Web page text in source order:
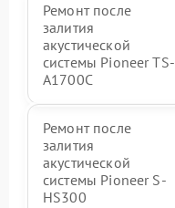
Ремонт после
залития
акустической
системы Pioneer TS-
A1700C
Ремонт после
залития
акустической
системы Pioneer S-
HS300